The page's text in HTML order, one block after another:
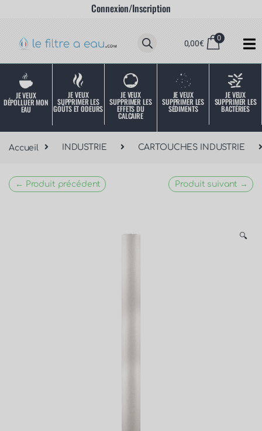
Connexion/Inscription
0,00€
0
JE VEUX
DÉPOLLUER MON
EAU
JE VEUX
SUPPRIMER LES
GOÛTS ET ODEURS
JE VEUX
SUPPRIMER LES
EFFETS DU
CALCAIRE
JE VEUX
SUPPRIMER LES
SÉDIMENTS
JE VEUX
SUPPRIMER LES
BACTÉRIES
Accueil INDUSTRIE CARTOUCHES INDUSTRIE
← Produit précédent Produit suivant →
🔍